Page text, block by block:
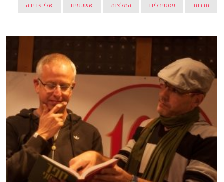
תרבות פסטיבלים המלצות אשכנזים אלי פדידה